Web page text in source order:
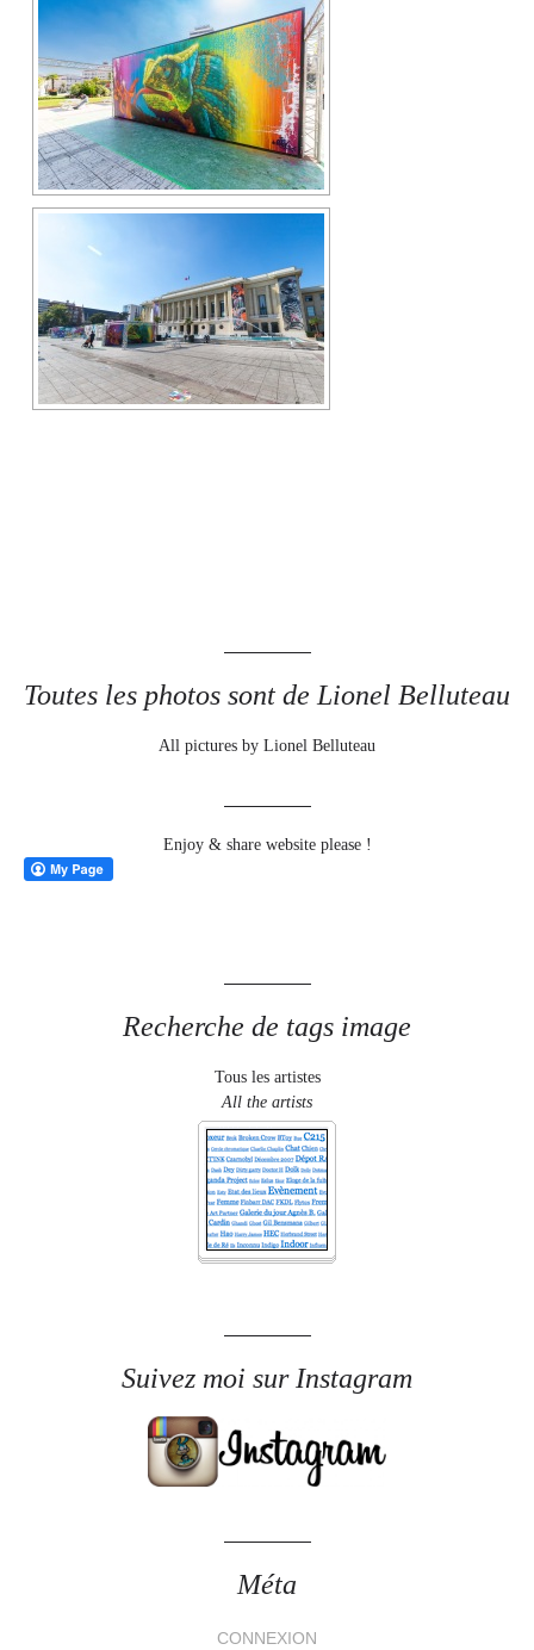
Toutes les photos sont de Lionel Belluteau
All pictures by Lionel Belluteau
Enjoy & share website please !
Recherche de tags image
Tous les artistes
All the artists
Suivez moi sur Instagram
Méta
CONNEXION